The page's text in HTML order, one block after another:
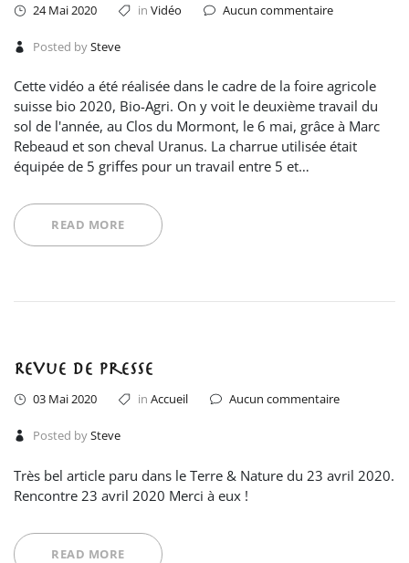
24 Mai 2020 in Vidéo Aucun commentaire
Posted bySteve
Cette vidéo a été réalisée dans le cadre de la foire agricole
suisse bio 2020, Bio-Agri. On y voit le deuxième travail du
sol de l'année, au Clos du Mormont, le 6 mai, grâce à Marc
Rebeaud et son cheval Uranus. La charrue utilisée était
équipée de 5 griffes pour un travail entre 5 et…
READ MORE
Revue de presse
03 Mai 2020 in Accueil Aucun commentaire
Posted bySteve
Très bel article paru dans le Terre & Nature du 23 avril 2020.
Rencontre 23 avril 2020 Merci à eux !
READ MORE